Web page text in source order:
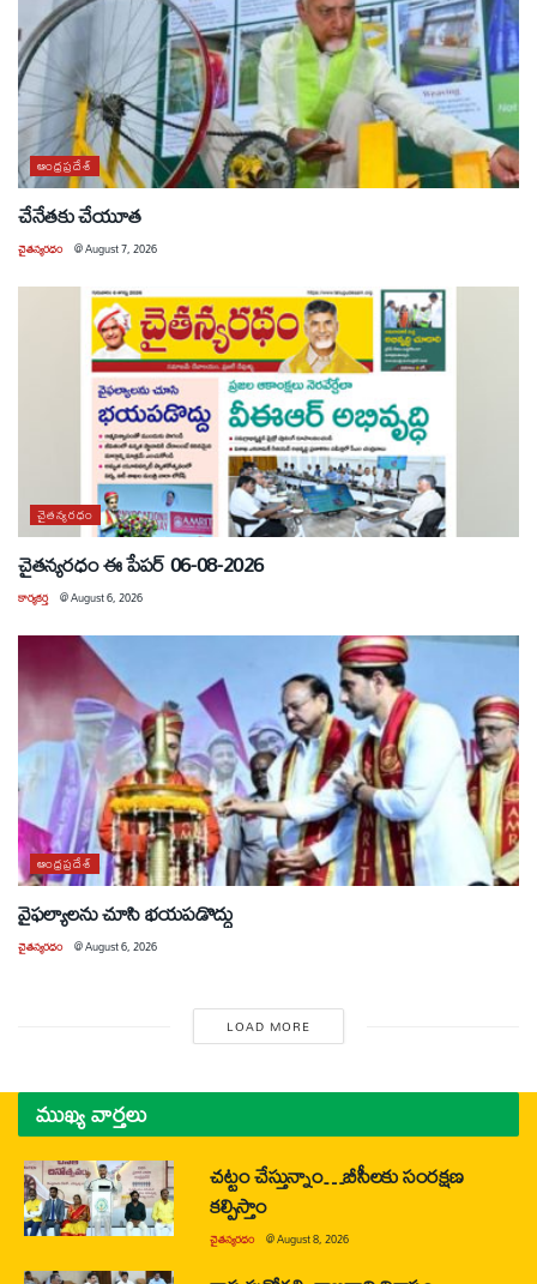
ఆంధ్రప్రదేశ్
చేనేతకు చేయూత
చైతన్యరధం @August 7, 2026
చైతన్యరధం
చైతన్యరధం ఈ పేపర్ 06-08-2026
కార్యకర్త @August 6, 2026
ఆంధ్రప్రదేశ్
వైఫల్యాలను చూసి భయపడొద్దు
చైతన్యరధం @August 6, 2026
LOAD MORE
ముఖ్య వార్తలు
చట్టం చేస్తున్నాం…బీసీలకు సంరక్షణ
కల్పిస్తాం
చైతన్యరధం @August 8, 2026